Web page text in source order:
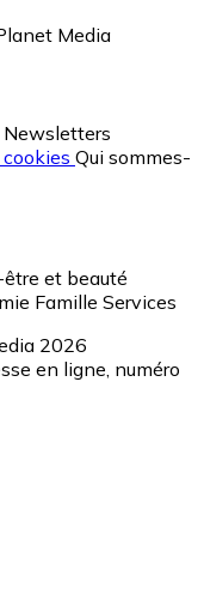
Media
Newsletters
Qui sommes-
et beauté
Famille Services
2026
en ligne, numéro